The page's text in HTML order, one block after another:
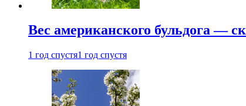
Вес американского бульдога —
1 год спустя1 год спустя